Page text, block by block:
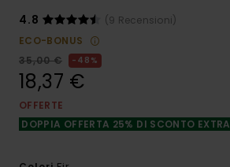
4.8
(9 Recensioni)
ECO-BONUS
35,00 €
48%
18,37 €
OFFERTE
DOPPIA OFFERTA 25% DI SCONTO EXTRA